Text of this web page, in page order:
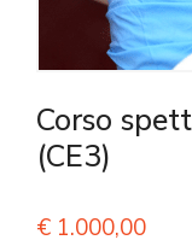
Corso
(CE3)
€ 1.000,00